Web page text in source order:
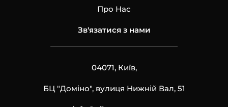
Про Нас
Зв'язатися з нами
04071, Київ,
БЦ "Доміно", вулиця Нижній Вал, 51